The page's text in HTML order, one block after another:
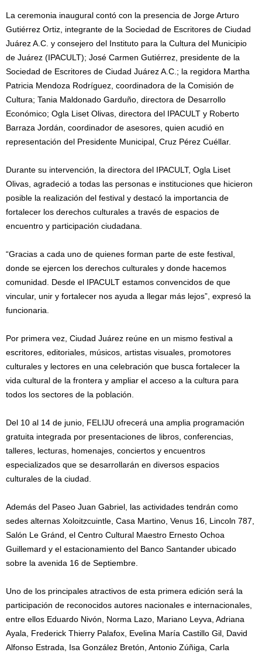
La ceremonia inaugural contó con la presencia de Jorge Arturo
Gutiérrez Ortiz, integrante de la Sociedad de Escritores de Ciudad
Juárez A.C. y consejero del Instituto para la Cultura del Municipio
de Juárez (IPACULT); José Carmen Gutiérrez, presidente de la
Sociedad de Escritores de Ciudad Juárez A.C.; la regidora Martha
Patricia Mendoza Rodríguez, coordinadora de la Comisión de
Cultura; Tania Maldonado Garduño, directora de Desarrollo
Económico; Ogla Liset Olivas, directora del IPACULT y Roberto
Barraza Jordán, coordinador de asesores, quien acudió en
representación del Presidente Municipal, Cruz Pérez Cuéllar.
Durante su intervención, la directora del IPACULT, Ogla Liset
Olivas, agradeció a todas las personas e instituciones que hicieron
posible la realización del festival y destacó la importancia de
fortalecer los derechos culturales a través de espacios de
encuentro y participación ciudadana.
“Gracias a cada uno de quienes forman parte de este festival,
donde se ejercen los derechos culturales y donde hacemos
comunidad. Desde el IPACULT estamos convencidos de que
vincular, unir y fortalecer nos ayuda a llegar más lejos”, expresó la
funcionaria.
Por primera vez, Ciudad Juárez reúne en un mismo festival a
escritores, editoriales, músicos, artistas visuales, promotores
culturales y lectores en una celebración que busca fortalecer la
vida cultural de la frontera y ampliar el acceso a la cultura para
todos los sectores de la población.
Del 10 al 14 de junio, FELIJU ofrecerá una amplia programación
gratuita integrada por presentaciones de libros, conferencias,
talleres, lecturas, homenajes, conciertos y encuentros
especializados que se desarrollarán en diversos espacios
culturales de la ciudad.
Además del Paseo Juan Gabriel, las actividades tendrán como
sedes alternas Xoloitzcuintle, Casa Martino, Venus 16, Lincoln 787,
Salón Le Gránd, el Centro Cultural Maestro Ernesto Ochoa
Guillemard y el estacionamiento del Banco Santander ubicado
sobre la avenida 16 de Septiembre.
Uno de los principales atractivos de esta primera edición será la
participación de reconocidos autores nacionales e internacionales,
entre ellos Eduardo Nivón, Norma Lazo, Mariano Leyva, Adriana
Ayala, Frederick Thierry Palafox, Evelina María Castillo Gil, David
Alfonso Estrada, Isa González Bretón, Antonio Zúñiga, Carla